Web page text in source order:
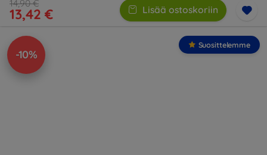
14,90 €
13,42 € Lisää ostoskoriin
-10%
Suosittelemme